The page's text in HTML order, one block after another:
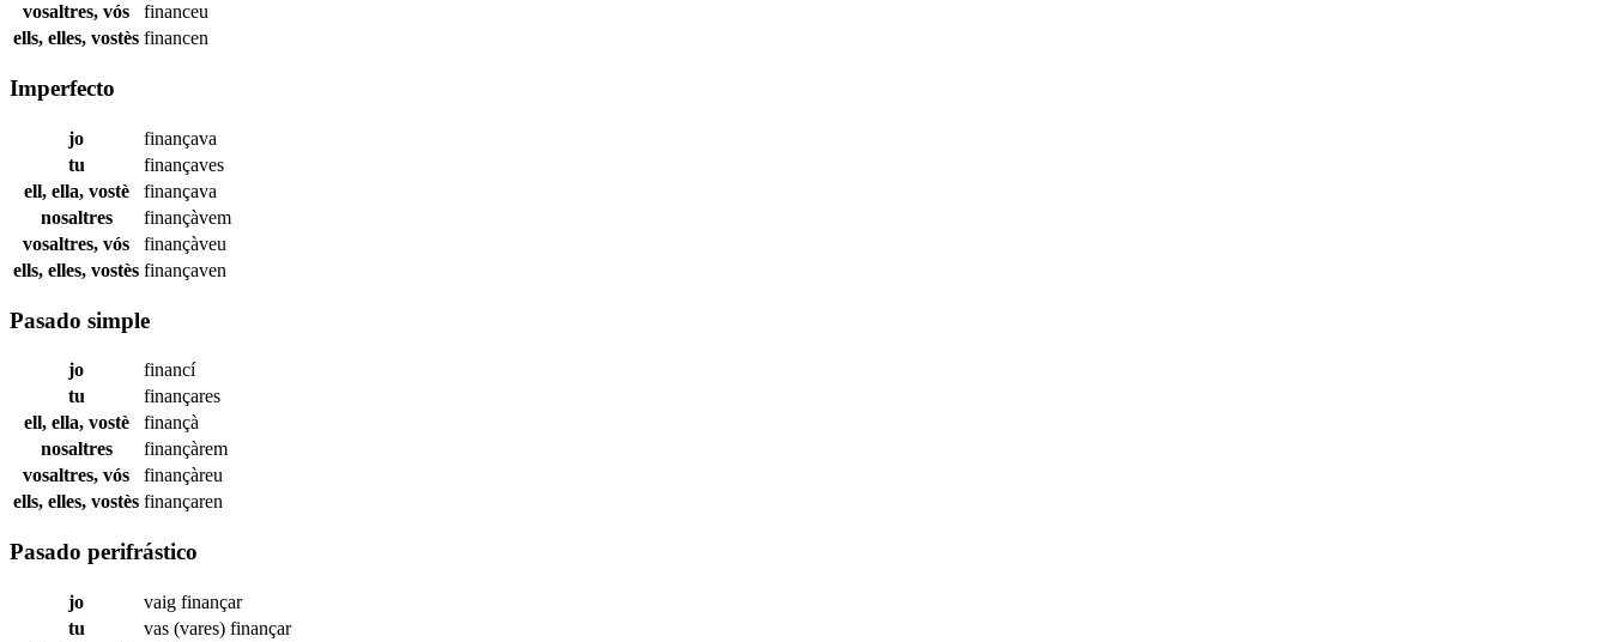
vosaltres, vós
financeu
ells, elles, vostès financen
Imperfecto
jo
finançava
tu
finançaves
ell, ella, vostè
finançava
nosaltres
finançàvem
vosaltres, vós
finançàveu
ells, elles, vostès finançaven
Pasado simple
jo
financí
tu
finançares
ell, ella, vostè
finançà
nosaltres
finançàrem
vosaltres, vós
finançàreu
ells, elles, vostès finançaren
Pasado perifrástico
jo vaig finançar
tu
vas (vares) finançar